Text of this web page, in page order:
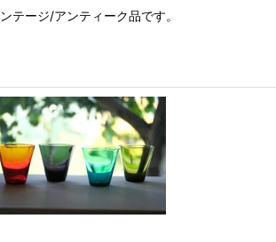
テージ/アンティーク品です。